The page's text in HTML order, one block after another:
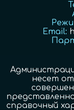
Email:
несет
справочный